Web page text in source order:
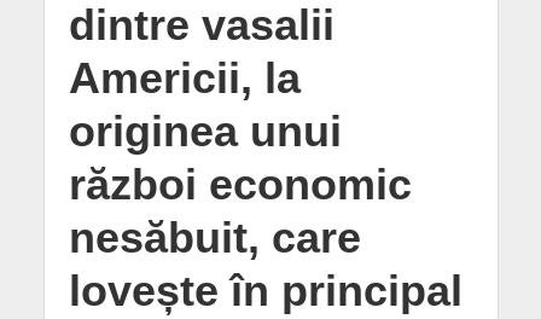
dintre vasalii
Americii, la
originea unui
război economic
nesăbuit, care
lovește în principal